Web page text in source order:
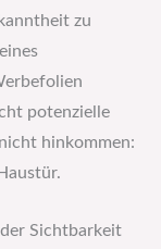
zu
potenzielle
hinkommen:
Sichtbarkeit